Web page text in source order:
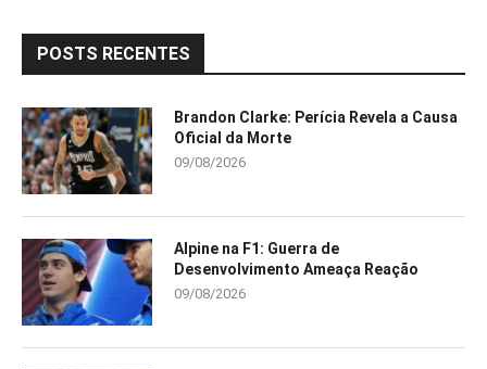
POSTS RECENTES
Brandon Clarke: Perícia Revela a Causa
Oficial da Morte
09/08/2026
Alpine na F1: Guerra de
Desenvolvimento Ameaça Reação
09/08/2026